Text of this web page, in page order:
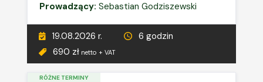
Prowadzący: Sebastian Godziszewski
19.08.2026 r.
6 godzin
690 zł netto + VAT
RÓŻNE TERMINY